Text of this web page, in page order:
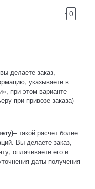
0
делаете заказ,
указываете в
при этом варианте
при привозе заказа)
– такой расчет более
Вы делаете заказ,
оплачиваете его и
даты получения